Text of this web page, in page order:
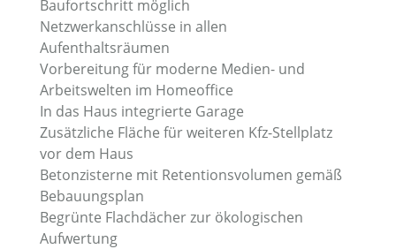
Baufortschritt möglich
Netzwerkanschlüsse in allen
Aufenthaltsräumen
Vorbereitung für moderne Medien- und
Arbeitswelten im Homeoffice
In das Haus integrierte Garage
Zusätzliche Fläche für weiteren Kfz-Stellplatz
vor dem Haus
Betonzisterne mit Retentionsvolumen gemäß
Bebauungsplan
Begrünte Flachdächer zur ökologischen
Aufwertung